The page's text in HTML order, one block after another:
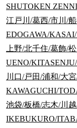
SHUTOKEN
江戸川/葛西/市川/
EDOGAWA/
上野/北千住/葛飾/
UENO/
川口/戸田/浦和/大
KAWAGUCHI/
池袋/板橋/志木/川
IKEBUKURO/
약 7분 JR중앙선(